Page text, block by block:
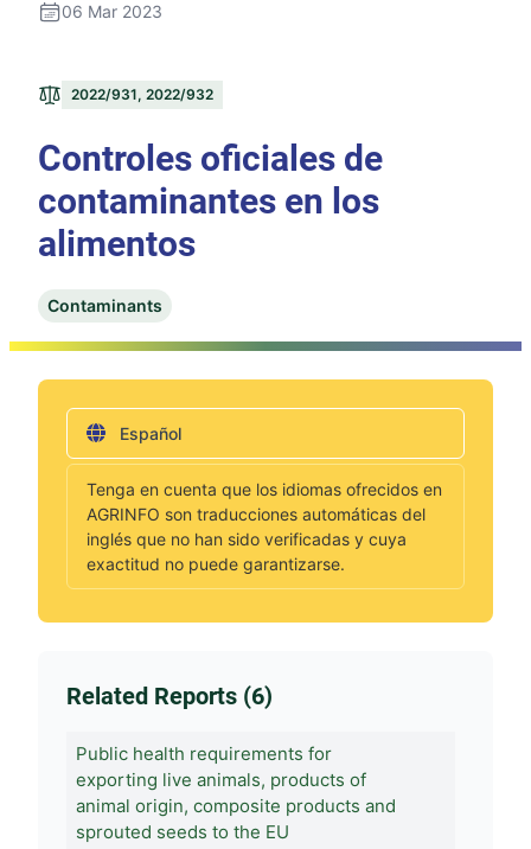
06 Mar 2023
2022/931, 2022/932
Controles oficiales de
contaminantes en los
alimentos
Contaminants
Español
Tenga en cuenta que los idiomas ofrecidos en
AGRINFO son traducciones automáticas del
inglés que no han sido verificadas y cuya
exactitud no puede garantizarse.
Related Reports (6)
Public health requirements for
exporting live animals, products of
animal origin, composite products and
sprouted seeds to the EU